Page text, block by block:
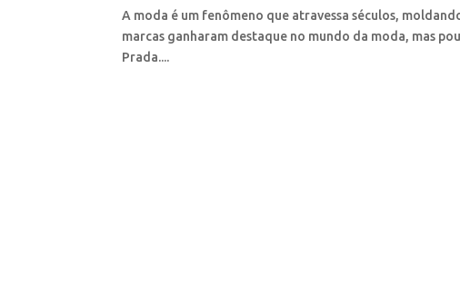
A moda é um fenômeno que atravessa séculos,
marcas ganharam destaque no mundo da moda, mas
Prada....